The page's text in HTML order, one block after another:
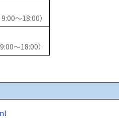
～18:00）
～18:00）